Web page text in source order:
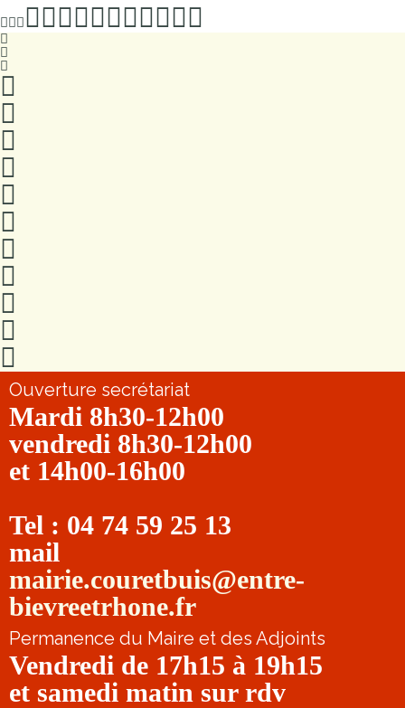
Ouverture secrétariat
Mardi 8h30-12h00
vendredi 8h30-12h00
et 14h00-16h00
Tel : 04 74 59 25 13
mail
mairie.couretbuis@entre-
bievreetrhone.fr
Permanence du Maire et des Adjoints
Vendredi de 17h15 à 19h15
et samedi matin sur rdv